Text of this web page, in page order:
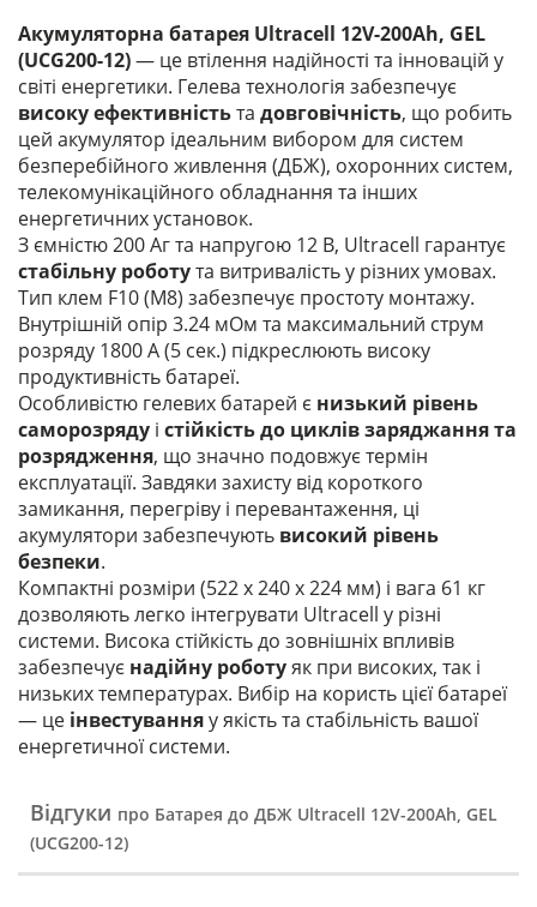
Акумуляторна батарея Ultracell 12V-200Ah, GEL
(UCG200-12)— це втілення надійності та інновацій у
світі енергетики. Гелева технологія забезпечує
високу ефективністьта довговічність, що робить
цей акумулятор ідеальним вибором для систем
безперебійного живлення (ДБЖ), охоронних систем,
телекомунікаційного обладнання та інших
енергетичних установок.
З ємністю 200 Аг та напругою 12 В, Ultracell гарантує
стабільну роботута витривалість у різних умовах.
Тип клем F10 (M8) забезпечує простоту монтажу.
Внутрішній опір 3.24 мОм та максимальний струм
розряду 1800 А (5 сек.) підкреслюють високу
продуктивність батареї.
Особливістю гелевих батарей є низький рівень
саморозряду і стійкість до циклів заряджання та
розрядження, що значно подовжує термін
експлуатації. Завдяки захисту від короткого
замикання, перегріву і перевантаження, ці
акумулятори забезпечують високий рівень
безпеки.
Компактні розміри (522 х 240 x 224 мм) і вага 61 кг
дозволяють легко інтегрувати Ultracell у різні
системи. Висока стійкість до зовнішніх впливів
забезпечує надійну роботуяк при високих, так і
низьких температурах. Вибір на користь цієї батареї
— це інвестуванняу якість та стабільність вашої
енергетичної системи.
Відгуки про Батарея до ДБЖ Ultracell 12V-200Ah, GEL
(UCG200-12)